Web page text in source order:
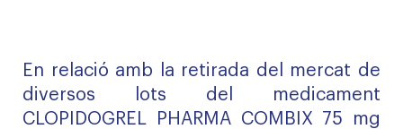
En relació amb la retirada del mercat de
diversos lots del medicament
CLOPIDOGREL PHARMA COMBIX 75 mg